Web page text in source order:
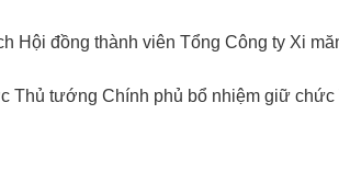
Hội đồng thành viên Tổng Công ty Xi
Thủ tướng Chính phủ bổ nhiệm giữ